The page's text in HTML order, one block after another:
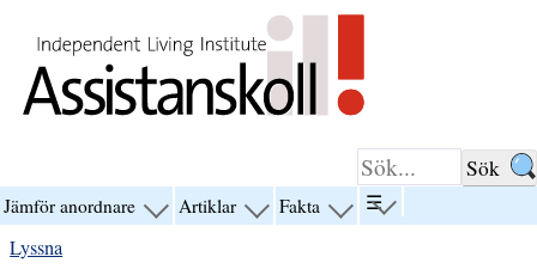
Jämför anordnare visa Artiklar visa Fakta visa
☰visa
menyn
Lyssna